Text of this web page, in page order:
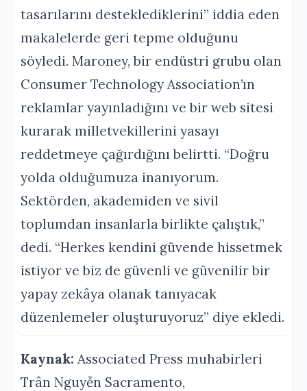
tasarılarını desteklediklerini” iddia eden
makalelerde geri tepme olduğunu
söyledi. Maroney, bir endüstri grubu olan
Consumer Technology Association’ın
reklamlar yayınladığını ve bir web sitesi
kurarak milletvekillerini yasayı
reddetmeye çağırdığını belirtti. “Doğru
yolda olduğumuza inanıyorum.
Sektörden, akademiden ve sivil
toplumdan insanlarla birlikte çalıştık,”
dedi. “Herkes kendini güvende hissetmek
istiyor ve biz de güvenli ve güvenilir bir
yapay zekâya olanak tanıyacak
düzenlemeler oluşturuyoruz” diye ekledi.
Kaynak: Associated Press muhabirleri
Trân Nguyễn Sacramento,